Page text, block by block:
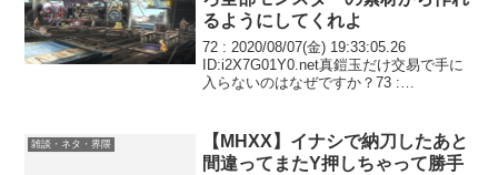
るようにしてくれよ
72 : 2020/08/07(金) 19:33:05.26
ID:i2X7G01Y0.net真鎧玉だけ交易で手に
入らないのはなぜですか？73 :
雑談・ネタ・界隈
【MHXX】イナシで納刀したあと
間違ってまたY押しちゃって勝手